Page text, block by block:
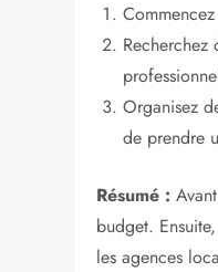
Organisez
de prendre
Résumé :
budget.
les agences